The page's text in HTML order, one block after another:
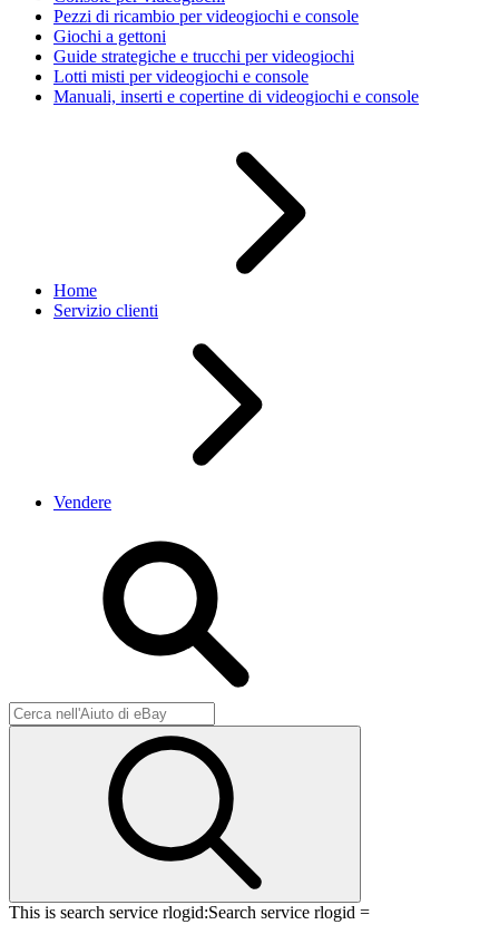
Pezzi di ricambio per videogiochi e console
Giochi a gettoni
Guide strategiche e trucchi per videogiochi
Lotti misti per videogiochi e console
Manuali, inserti e copertine di videogiochi e console
Home
Servizio clienti
Vendere
This is search service rlogid:Search service rlogid =